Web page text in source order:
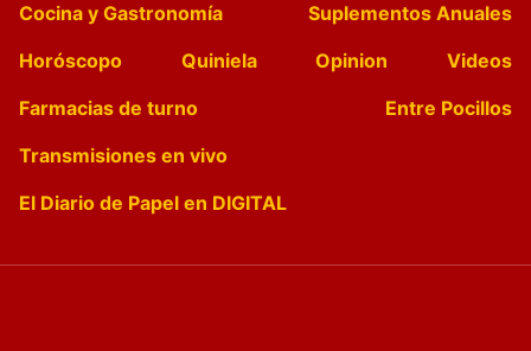
Cocina y Gastronomía
Suplementos Anuales
Horóscopo
Quiniela Opinion
Videos
Farmacias de turno
Entre Pocillos
Transmisiones en vivo
El Diario de Papel en DIGITAL